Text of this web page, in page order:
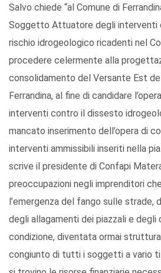
Salvo chiede “al Comune di
Soggetto Attuatore degli interventi
rischio idrogeologico ricadenti nel
procedere celermente alla
consolidamento del Versante Est
Ferrandina, al fine di candidare
interventi contro il dissesto
mancato inserimento dell’opera di
interventi ammissibili inseriti nella
scrive il presidente di Confapi
preoccupazioni negli imprenditori
l’emergenza del fango sulle strade,
degli allagamenti dei piazzali e degli
condizione, diventata ormai
congiunto di tutti i soggetti a vario